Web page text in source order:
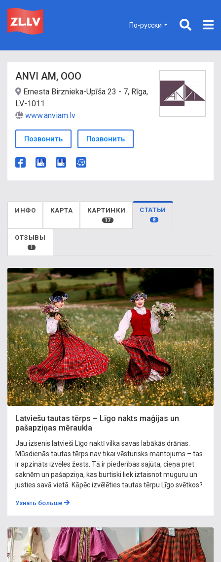
По-русски
ANVI AM, ООО
Ernesta Birznieka-Upīša 23 - 7, Rīga,
LV-1011
www.anviam.lv
Позвонить Позвонить
ИНФО КАРТА КАРТИНКИ
17
СТАТЬИ
8
ОТЗЫВЫ
1
Latviešu tautas tērps – Līgo nakts maģijas un
pašapziņas mēraukla
Jau izsenis latvieši Līgo naktī vilka savas labākās drānas.
Mūsdienās tautas tērps nav tikai vēsturisks mantojums – tas
ir apzināts izvēles žests. Tā ir piederības sajūta, cieņa pret
saknēm un pašapziņa, kas burtiski liek iztaisnot muguru un
justies savā vietā. Kāpēc izvēlēties tautas tērpu Līgo svētkos?
Узнать больше